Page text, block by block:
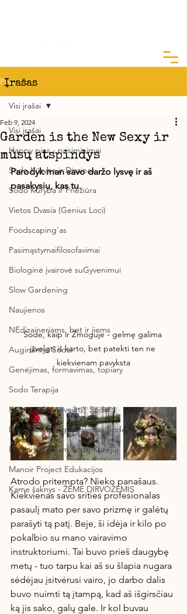
Post
Visi įrašai
Happy pins - prisiminimai
Sodo Kūryba ir Dizainas
Sodo Kūryba ir Priežiūra
Vietos Dvasia (Genius Loci)
Foodscaping'as
Pasimąstymaifilosofavimai
Biologinė įvairovė suGyvenimui
Slow Gardening
Naujienos
NEdizaineriams, bet ir jiems
Auginantys Sodai
Genėjimas, formavimas, topiary
Sodo Terapija
Kaip ,,nieko neveikti'' Sode :)
Darbo vietų organizavimas Sode
Laiškai Jaunajam Sodų Kūrėjui
Manoir Project Edukacijos
Kame šaknys - ŽEMĖ DIRVOŽEMIS
Visi įrašai
Garden is the New Sexy ir
mūsų atspindys
Feb 9, 2024
Parodyk man savo daržo lysvę ir aš
pasakysiu, kas tu.
Sode, kaip ir Žmoguje - gelmę galima
įžvelgti iš karto, bet patekti ten ne
kiekvienam pavyksta
Atrodo pritempta? Nieko panašaus.
Kiekvienas savo srities profesionalas
pasaulį mato per savo prizmę ir galėtų
parašyti tą patį. Beje, ši idėja ir kilo po
pokalbio su mano vairavimo
instruktoriumi. Tai buvo prieš daugybę
metų - tuo tarpu kai aš su šlapia nugara
sėdėjau įsitvėrusi vairo, jo darbo dalis
buvo nuimti tą įtampą, kad aš išgirsčiau
ką jis sako, galų gale. Ir kol buvau
Įrašas